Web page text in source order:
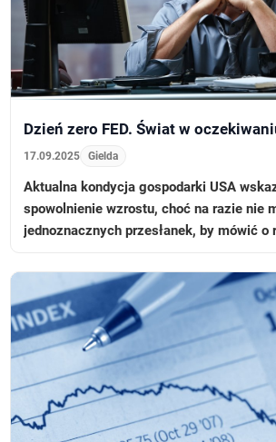
Dzień zero FED. Świat w
17.09.2025 Gielda
Aktualna kondycja gospodarki USA
spowolnienie wzrostu, choć na razie nie
jednoznacznych przesłanek, by mówić o